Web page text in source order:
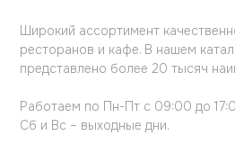
Широкий ассортимент
ресторанов и кафе. В нашем
представлено более 20 тысяч
Работаем по Пн-Пт с 09:00 до
Сб и Вс – выходные дни.